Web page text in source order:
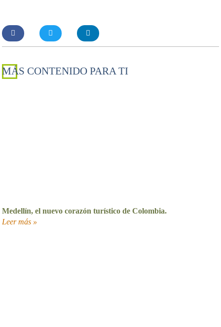
MÁS CONTENIDO PARA TI
Medellín, el nuevo corazón turístico de Colombia.
Leer más »